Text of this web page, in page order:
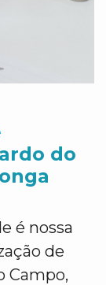
do
é nossa
de
Campo,